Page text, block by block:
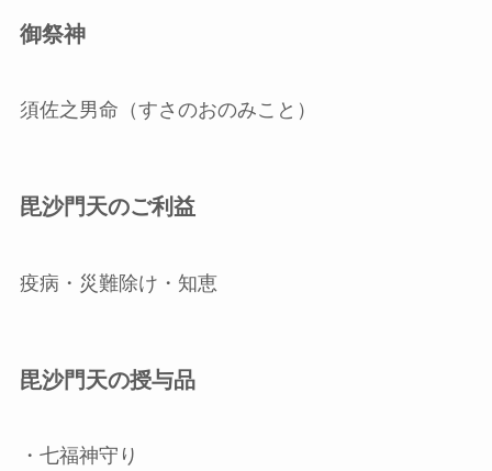
御祭神
須佐之男命（すさのおのみこと）
毘沙門天のご利益
疫病・災難除け・知恵
毘沙門天の授与品
・七福神守り